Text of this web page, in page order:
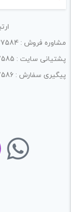
ارزش خرید در
مشاوره فروش : 09353027584
پشتیانی سایت : 09353027585
پیگیری سفارش : 09353027586 (